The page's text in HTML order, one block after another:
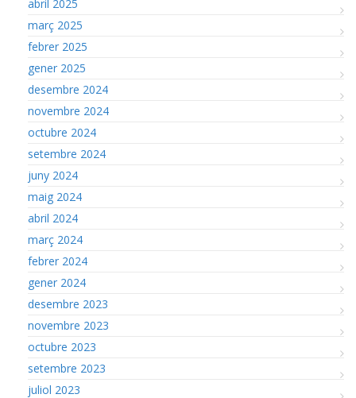
abril 2025
març 2025
febrer 2025
gener 2025
desembre 2024
novembre 2024
octubre 2024
setembre 2024
juny 2024
maig 2024
abril 2024
març 2024
febrer 2024
gener 2024
desembre 2023
novembre 2023
octubre 2023
setembre 2023
juliol 2023